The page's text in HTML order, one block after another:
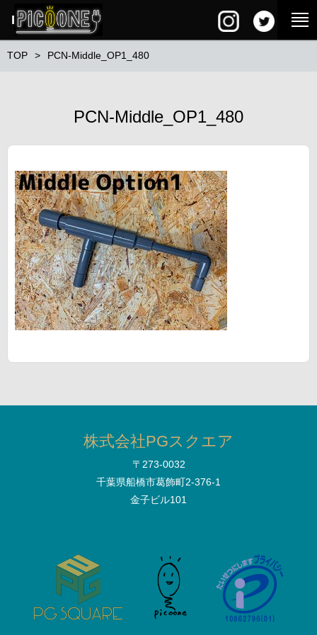
PG SQUARE
TOP PCN-Middle_OP1_480
PCN-Middle_OP1_480
株式会社PGスクエア
〒273-0032
千葉県船橋市葛飾町2-376-1
金子ビル101